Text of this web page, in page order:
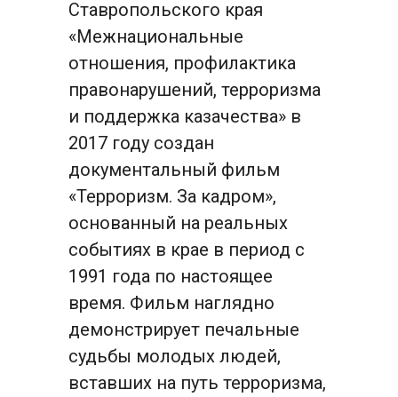
Ставропольского края
«Межнациональные
отношения, профилактика
правонарушений, терроризма
и поддержка казачества» в
2017 году создан
документальный фильм
«Терроризм. За кадром»,
основанный на реальных
событиях в крае в период с
1991 года по настоящее
время. Фильм наглядно
демонстрирует печальные
судьбы молодых людей,
вставших на путь терроризма,